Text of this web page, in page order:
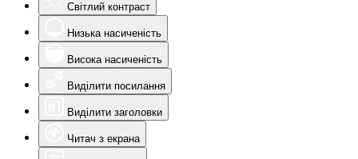
Світлий контраст
Низька насиченість
Висока насиченість
Виділити посилання
Виділити заголовки
Читач з екрана